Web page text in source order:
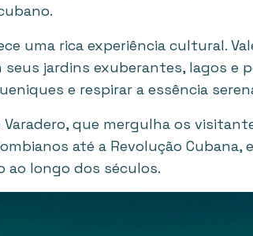
uma rica experiência cultural.
jardins exuberantes, lagos e
e respirar a essência
que mergulha os
até a Revolução Cubana,
ao longo dos séculos.